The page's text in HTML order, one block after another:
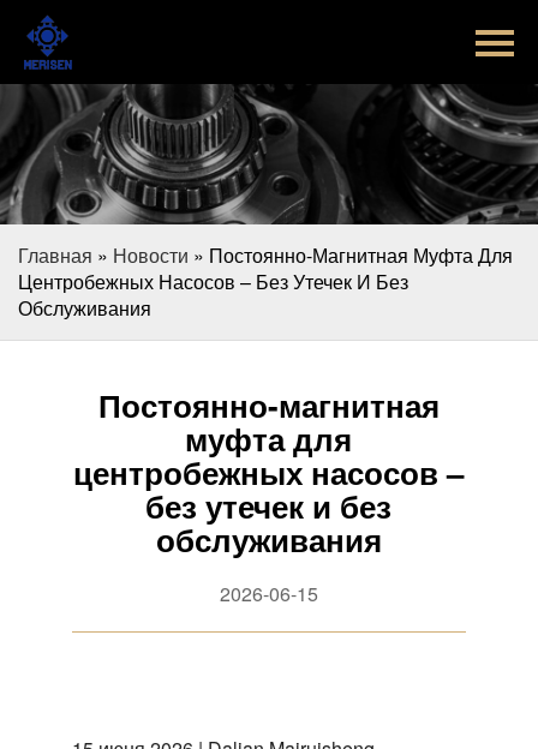
Главная
Продукт
Новости
Случаи
Оборудование завода
Контакты
Главная » Новости » Постоянно-Магнитная Муфта Для
Центробежных Насосов – Без Утечек И Без
Обслуживания
Постоянно-магнитная
муфта для
центробежных насосов –
без утечек и без
обслуживания
2026-06-15